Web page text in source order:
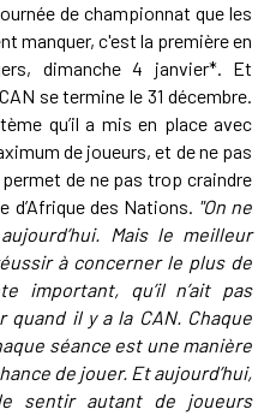
de championnat que les
manquer, c'est la première en
dimanche 4 janvier*. Et
se termine le 31 décembre.
qu’il a mis en place avec
de joueurs, et de ne pas
de ne pas trop craindre
d’Afrique des Nations. "On ne
Mais le meilleur
à concerner le plus de
important, qu’il n’ait pas
quand il y a la CAN. Chaque
séance est une manière
de jouer. Et aujourd’hui,
sentir autant de joueurs